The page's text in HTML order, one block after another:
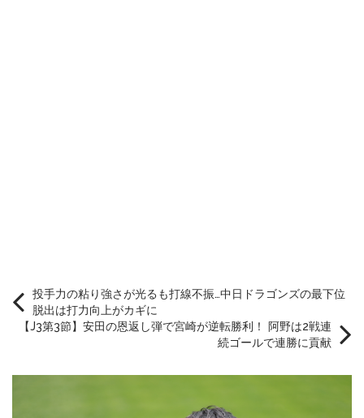
投手力の粘り強さが光るも打線不振…中日ドラゴンズの最下位
脱出は打力向上がカギに
【J3第3節】安田の恩返し弾で宮崎が逆転勝利！ 阿野は2戦連
続ゴールで連勝に貢献